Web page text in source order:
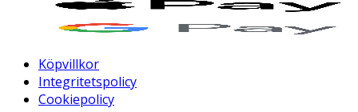
Köpvillkor
Integritetspolicy
Cookiepolicy